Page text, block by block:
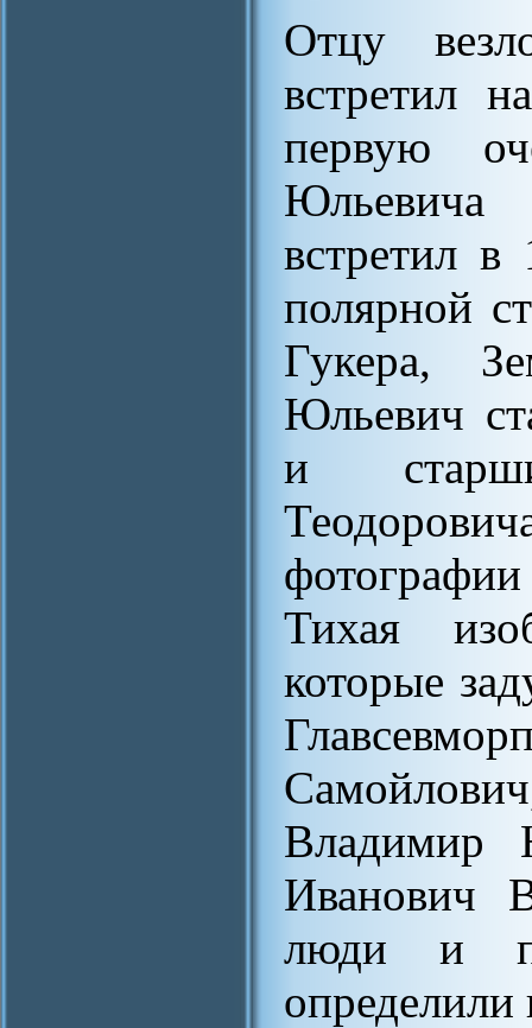
Отцу
встретил
первую
встретил в
полярной
Гукера,
Юльевич
и
Тихая
которые
Владимир
Иванович
люди и
определили